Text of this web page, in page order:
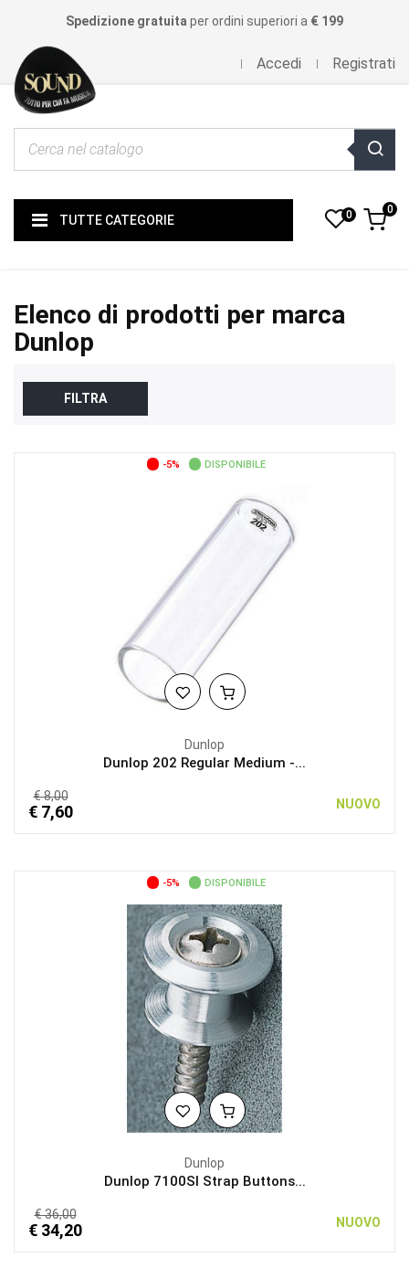
Spedizione gratuita per ordini superiori a € 199
Accedi Registrati
TUTTE CATEGORIE 0 0
Elenco di prodotti per marca
Dunlop
FILTRA
-5% DISPONIBILE
Dunlop
Dunlop 202 Regular Medium -...
€ 8,00
€ 7,60 NUOVO
-5% DISPONIBILE
Dunlop
Dunlop 7100SI Strap Buttons...
€ 36,00
€ 34,20 NUOVO